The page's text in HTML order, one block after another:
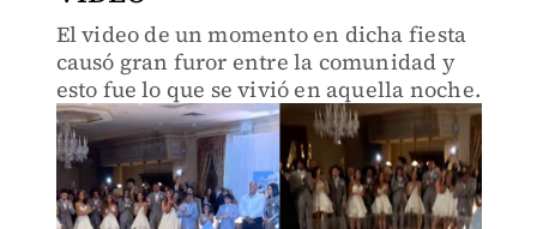
El video de un momento en dicha fiesta
causó gran furor entre la comunidad y
esto fue lo que se vivió en aquella noche.